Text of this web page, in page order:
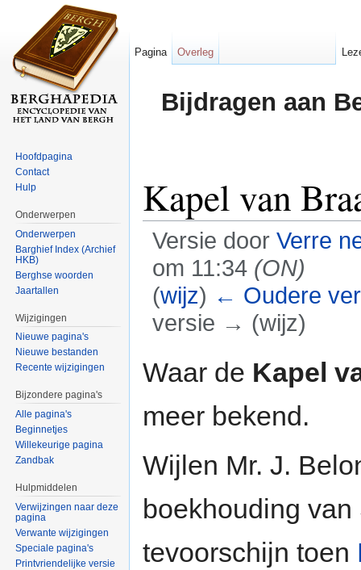
Bijdragen aan
Kapel van
Versie door Verre
om 11:34 (ON)
(wijz) ← Oudere
versie → (wijz)
Waar de Kapel
meer bekend.
Wijlen Mr. J.
boekhouding
tevoorschijn toen
Pagina Overleg
Hoofdpagina
Contact
Hulp
Onderwerpen
Onderwerpen
Barghief Index (Archief
HKB)
Berghse woorden
Jaartallen
Wijzigingen
Nieuwe pagina's
Nieuwe bestanden
Recente wijzigingen
Bijzondere pagina's
Alle pagina's
Beginnetjes
Willekeurige pagina
Zandbak
Hulpmiddelen
Verwijzingen naar deze
pagina
Verwante wijzigingen
Speciale pagina's
Printvriendelijke versie